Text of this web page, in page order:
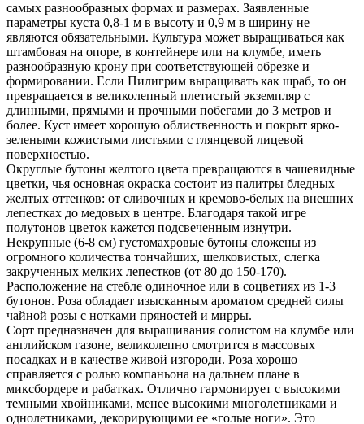
самых разнообразных формах и размерах. Заявленные
параметры куста 0,8-1 м в высоту и 0,9 м в ширину не
являются обязательными. Культура может выращиваться как
штамбовая на опоре, в контейнере или на клумбе, иметь
разнообразную крону при соответствующей обрезке и
формировании. Если Пилигрим выращивать как шраб, то он
превращается в великолепный плетистый экземпляр с
длинными, прямыми и прочными побегами до 3 метров и
более. Куст имеет хорошую облиственность и покрыт ярко-
зелеными кожистыми листьями с глянцевой лицевой
поверхностью.
Округлые бутоны желтого цвета превращаются в чашевидные
цветки, чья основная окраска состоит из палитры бледных
желтых оттенков: от сливочных и кремово-белых на внешних
лепестках до медовых в центре. Благодаря такой игре
полутонов цветок кажется подсвеченным изнутри.
Некрупные (6-8 см) густомахровые бутоны сложены из
огромного количества тончайших, шелковистых, слегка
закрученных мелких лепестков (от 80 до 150-170).
Расположение на стебле одиночное или в соцветиях из 1-3
бутонов. Роза обладает изысканным ароматом средней силы
чайной розы с нотками пряностей и мирры.
Сорт предназначен для выращивания солистом на клумбе или
английском газоне, великолепно смотрится в массовых
посадках и в качестве живой изгороди. Роза хорошо
справляется с ролью компаньона на дальнем плане в
миксбордере и рабатках. Отлично гармонирует с высокими
темными хвойниками, менее высокими многолетниками и
однолетниками, декорирующими ее «голые ноги». Это